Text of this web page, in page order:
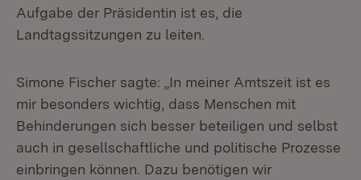
Aufgabe der Präsidentin ist es, die
Landtagssitzungen zu leiten.
Simone Fischer sagte: „In meiner Amtszeit ist es
mir besonders wichtig, dass Menschen mit
Behinderungen sich besser beteiligen und selbst
auch in gesellschaftliche und politische Prozesse
einbringen können. Dazu benötigen wir